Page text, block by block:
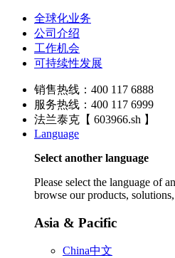
全球化业务
公司介绍
工作机会
可持续性发展
销售热线：400 117 6888
服务热线：400 117 6999
法兰泰克【 603966.sh 】
Language
Select another language
Please select the language of
browse our products,
Asia & Pacific
China中文